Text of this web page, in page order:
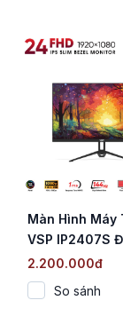
Màn Hình Máy
VSP IP2407S
Inch / FHD / IPS
/ 1ms)
2.200.000đ
So sánh